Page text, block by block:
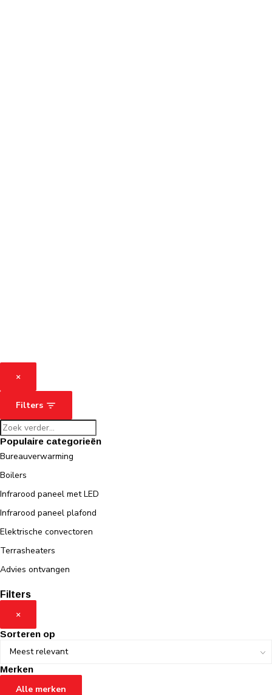
×
Filters
Populaire categorieën
Bureauverwarming
Boilers
Infrarood paneel met LED
Infrarood paneel plafond
Elektrische convectoren
Terrasheaters
Advies ontvangen
Filters
×
Sorteren op
Merken
Alle merken